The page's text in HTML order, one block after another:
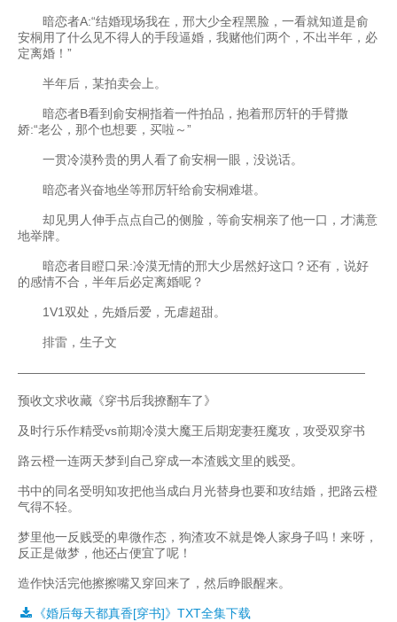
暗恋者A:“结婚现场我在，邢大少全程黑脸，一看就知道是俞
安桐用了什么见不得人的手段逼婚，我赌他们两个，不出半年，必
定离婚！”
半年后，某拍卖会上。
暗恋者B看到俞安桐指着一件拍品，抱着邢厉轩的手臂撒
娇:“老公，那个也想要，买啦～”
一贯冷漠矜贵的男人看了俞安桐一眼，没说话。
暗恋者兴奋地坐等邢厉轩给俞安桐难堪。
却见男人伸手点点自己的侧脸，等俞安桐亲了他一口，才满意
地举牌。
暗恋者目瞪口呆:冷漠无情的邢大少居然好这口？还有，说好
的感情不合，半年后必定离婚呢？
1V1双处，先婚后爱，无虐超甜。
排雷，生子文
————————————————————————————
预收文求收藏《穿书后我撩翻车了》
及时行乐作精受vs前期冷漠大魔王后期宠妻狂魔攻，攻受双穿书
路云橙一连两天梦到自己穿成一本渣贱文里的贱受。
书中的同名受明知攻把他当成白月光替身也要和攻结婚，把路云橙
气得不轻。
梦里他一反贱受的卑微作态，狗渣攻不就是馋人家身子吗！来呀，
反正是做梦，他还占便宜了呢！
造作快活完他擦擦嘴又穿回来了，然后睁眼醒来。
《婚后每天都真香[穿书]》TXT全集下载